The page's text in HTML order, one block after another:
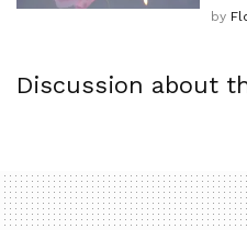
by
Discussion about